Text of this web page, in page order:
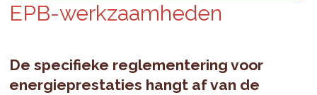
EPB-werk­zaam­he­den
De specifieke reglementering voor
energieprestaties hangt af van de